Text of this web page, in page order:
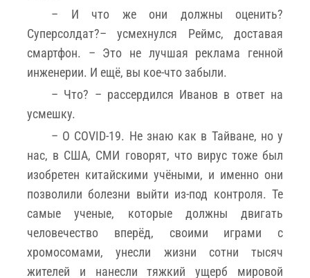
– И что же они должны оценить?
Суперсолдат?– усмехнулся Реймс, доставая
смартфон. – Это не лучшая реклама генной
инженерии. И ещё, вы кое-что забыли.
– Что? – рассердился Иванов в ответ на
усмешку.
– О COVID-19. Не знаю как в Тайване, но у
нас, в США, СМИ говорят, что вирус тоже был
изобретен китайскими учёными, и именно они
позволили болезни выйти из-под контроля. Те
самые ученые, которые должны двигать
человечество вперёд, своими играми с
хромосомами, унесли жизни сотни тысяч
жителей и нанесли тяжкий ущерб мировой